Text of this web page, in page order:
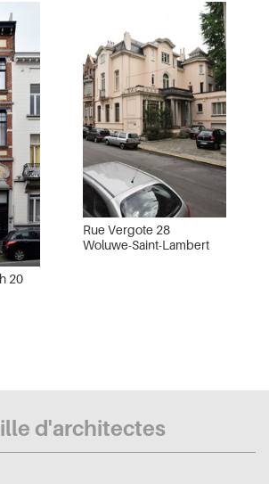
20
Rue Vergote 28
Woluwe-Saint-Lambert
d'architectes